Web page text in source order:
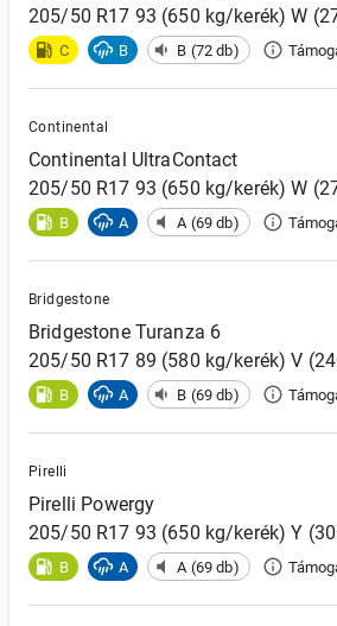
205/50 R17 93 (650 kg/kerék) W
C B B (72 db)
Continental
Continental UltraContact
205/50 R17 93 (650 kg/kerék) W
B A A (69 db)
Bridgestone
Bridgestone Turanza 6
205/50 R17 89 (580 kg/kerék) V
B A B (69 db)
Pirelli
Pirelli Powergy
205/50 R17 93 (650 kg/kerék) Y
B A A (69 db)